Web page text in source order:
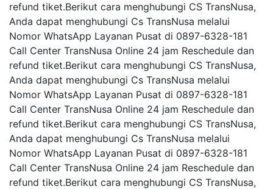
refund tiket.Berikut cara menghubungi CS TransNusa,
Anda dapat menghubungi Cs TransNusa melalui
Nomor WhatsApp Layanan Pusat di 0897-6328-181
Call Center TransNusa Online 24 jam Reschedule dan
refund tiket.Berikut cara menghubungi CS TransNusa,
Anda dapat menghubungi Cs TransNusa melalui
Nomor WhatsApp Layanan Pusat di 0897-6328-181
Call Center TransNusa Online 24 jam Reschedule dan
refund tiket.Berikut cara menghubungi CS TransNusa,
Anda dapat menghubungi Cs TransNusa melalui
Nomor WhatsApp Layanan Pusat di 0897-6328-181
Call Center TransNusa Online 24 jam Reschedule dan
refund tiket.Berikut cara menghubungi CS TransNusa,